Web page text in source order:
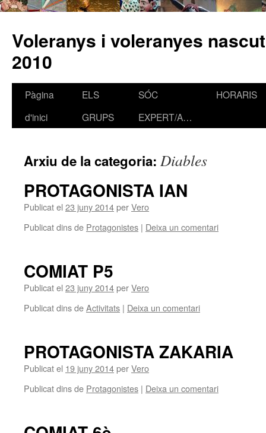
Voleranys i voleranyes
2010
Vés
Pàgina
d'inici
ELS
GRUPS
SÓC
EXPERT/A…
HORARIS
Arxiu de la categoria: Diables
PROTAGONISTA IAN
Publicat el 23 juny 2014perVero
Publicat dins de Protagonistes | Deixa un comentari
COMIAT P5
Publicat el 23 juny 2014perVero
Publicat dins deActivitats | Deixa un comentari
PROTAGONISTA ZAKARIA
Publicat el 19 juny 2014perVero
Publicat dins de Protagonistes | Deixa un comentari